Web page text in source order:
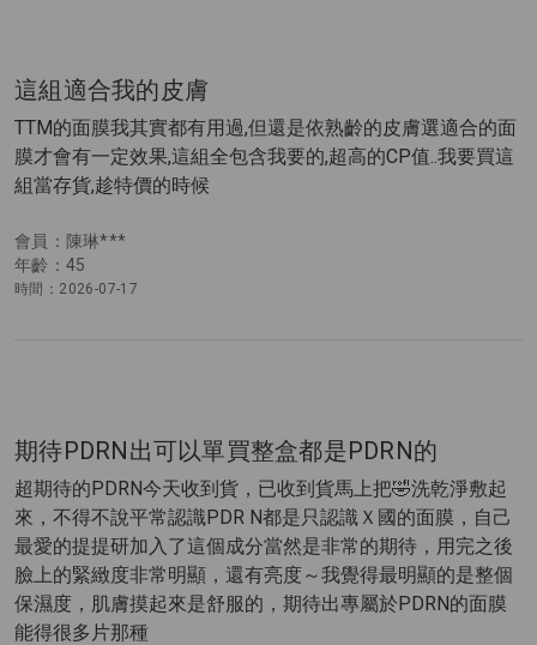
會員：陳琳***
年齡：45
時間：2026-07-17
這組適合我的皮膚
TTM的面膜我其實都有用過,但還是依熟齡的皮膚選適合的面
膜才會有一定效果,這組全包含我要的,超高的CP值..我要買這
組當存貨,趁特價的時候
期待PDRN出可以單買整盒都是PDRN的
超期待的PDRN今天收到貨，已收到貨馬上把🤣洗乾淨敷起
來，不得不說平常認識PDR N都是只認識Ｘ國的面膜，自己
最愛的提提研加入了這個成分當然是非常的期待，用完之後
臉上的緊緻度非常明顯，還有亮度～我覺得最明顯的是整個
保濕度，肌膚摸起來是舒服的，期待出專屬於PDRN的面膜
能得很多片那種